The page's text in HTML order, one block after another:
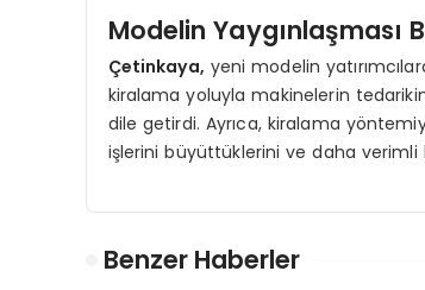
Modelin Yaygınlaşması
Çetinkaya, yeni modelin
kiralama yoluyla makinelerin
dile getirdi. Ayrıca, kiralama
işlerini büyüttüklerini ve daha
Benzer Haberler